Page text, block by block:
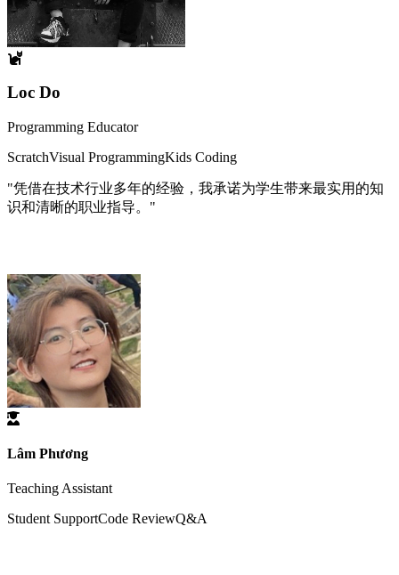
Loc Do
Programming Educator
ScratchVisual ProgrammingKids Coding
"凭借在技术行业多年的经验，我承诺为学生带来最实用的知
识和清晰的职业指导。"
Lâm Phương
Teaching Assistant
Student SupportCode ReviewQ&A